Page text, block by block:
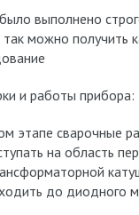
выполнено
так можно получить
и работы прибора:
этапе сварочные
на область
до диодного